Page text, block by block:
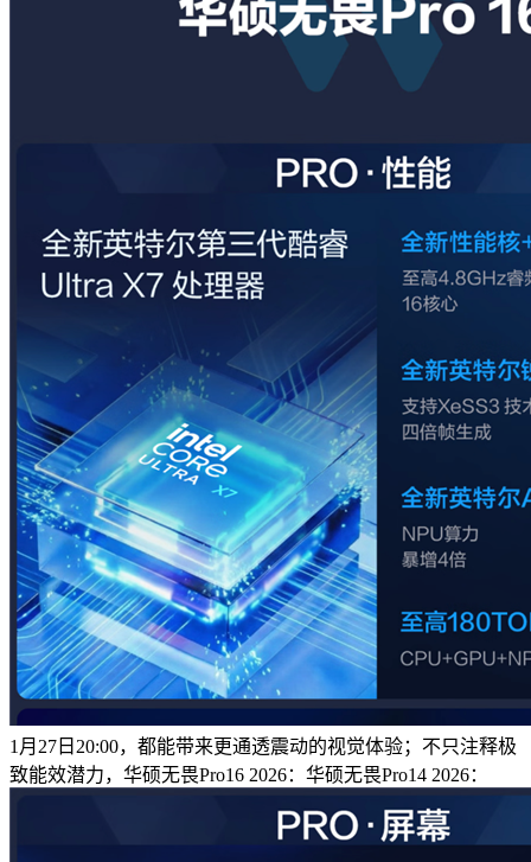
1月27日20:00，都能带来更通透震动的视觉体验；不只注释极
致能效潜力，华硕无畏Pro16 2026：华硕无畏Pro14 2026：